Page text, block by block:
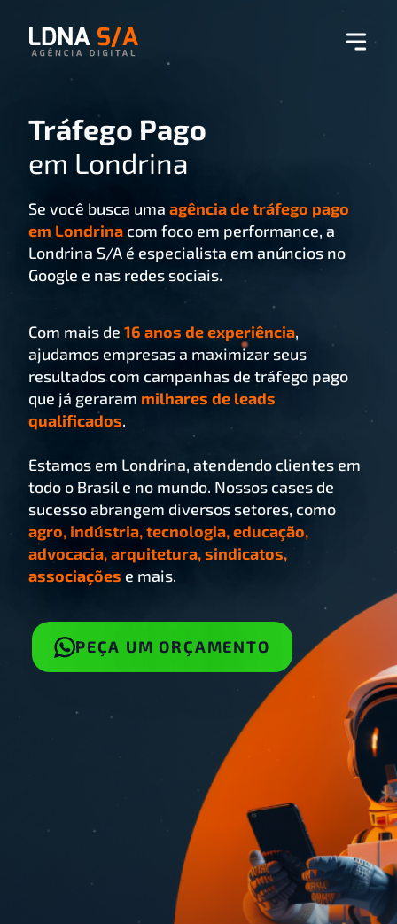
Tráfego Pago
em Londrina
Se você busca uma agência de tráfego pago
em Londrina com foco em performance, a
Londrina S/A é especialista em anúncios no
Google e nas redes sociais.
Com mais de 16 anos de experiência,
ajudamos empresas a maximizar seus
resultados com campanhas de tráfego pago
que já geraram milhares de leads
qualificados.
Estamos em Londrina, atendendo clientes em
todo o Brasil e no mundo. Nossos cases de
sucesso abrangem diversos setores, como
agro, indústria, tecnologia, educação,
advocacia, arquitetura, sindicatos,
associações e mais.
PEÇA UM ORÇAMENTO